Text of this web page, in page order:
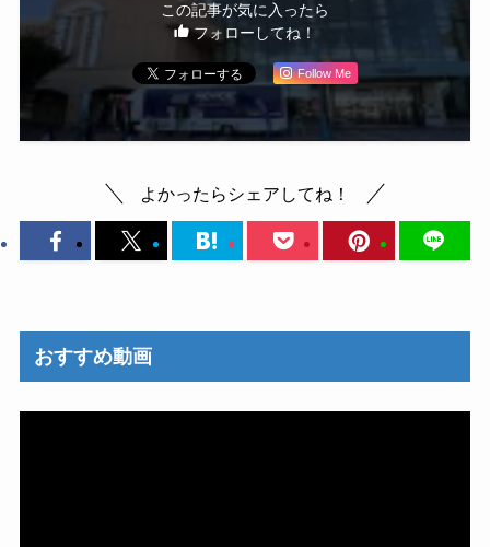
この記事が気に入ったら
フォローしてね！
Follow Me
よかったらシェアしてね！
おすすめ動画